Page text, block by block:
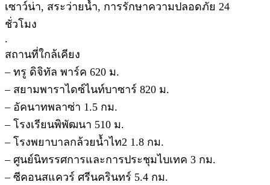
เซาว์น่า, สระว่ายน้ำ, การรักษาความปลอดภัย 24
ชั่วโมง
.
สถานที่ใกล้เคียง
– ทรู ดิจิทัล พาร์ค 620 ม.
– สยามพาราไดซ์ไนท์บาซาร์ 820 ม.
– อัคนาทพลาซ่า 1.5 กม.
– โรงเรียนพิพัฒนา 510 ม.
– โรงพยาบาลกล้วยน้ำไท2 1.8 กม.
– ศูนย์นิทรรศการและการประชุมไบเทค 3 กม.
– ซีคอนสแควร์​ ศรีนครินทร์ 5.4 กม.